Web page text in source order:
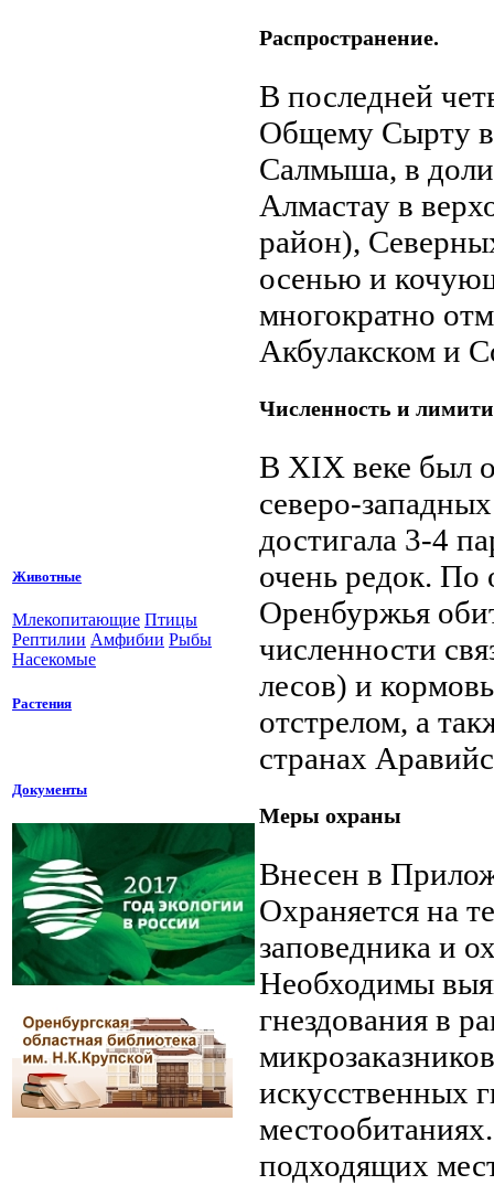
Животные
Млекопитающие Птицы
Рептилии Амфибии Рыбы
Насекомые
Растения
Документы
Распространение.
В последней
Общему Сырту в
Салмыша, в
Алмастау в
район),
осенью и
многократно
Акбулакском и
Численность и
В XIX веке был
северо-
достигала 3-4
очень редок. По
Оренбуржья
численности
лесов) и
отстрелом, а
странах
Меры охраны
Внесен в
Охраняется на
заповедника и
Необходимы
гнездования в
искусственных
подходящих